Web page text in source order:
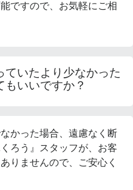
ですので、お気軽にご相
ていたより少なかった
いいですか？
かった場合、遠慮なく断
ろう』スタッフが、お客
りませんので、ご安心く